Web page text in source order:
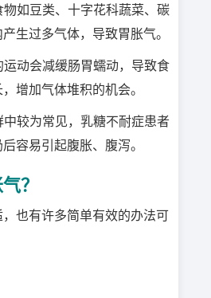
物如豆类、十字花科蔬菜、碳
生过多气体，导致胃胀气。
动会减缓肠胃蠕动，导致食
增加气体堆积的机会。
中较为常见，乳糖不耐症患者
容易引起腹胀、腹泻。
？
也有许多简单有效的办法可